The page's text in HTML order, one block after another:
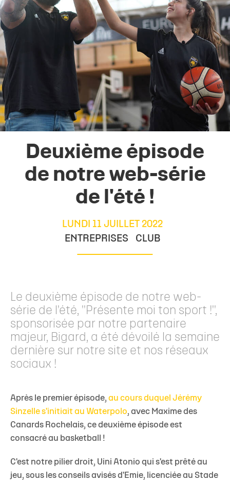
Deuxième épisode
de notre web-série
de l'été !
LUNDI 11 JUILLET 2022
ENTREPRISES
CLUB
Le deuxième épisode de notre web-
série de l'été, "Présente moi ton sport !",
sponsorisée par notre partenaire
majeur, Bigard, a été dévoilé la semaine
dernière sur notre site et nos réseaux
sociaux !
Après le premier épisode, au cours duquel Jérémy
Sinzelle s'initiait au Waterpolo, avec Maxime des
Canards Rochelais, ce deuxième épisode est
consacré au basketball !
C'est notre pilier droit, Uini Atonio qui s'est prêté au
jeu, sous les conseils avisés d'Emie, licenciée au Stade